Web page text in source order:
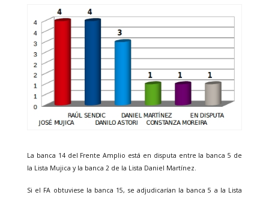
La banca 14 del Frente Amplio está en disputa entre la banca 5 de
la Lista Mujica y la banca 2 de la Lista Daniel Martínez.
Si el FA obtuviese la banca 15, se adjudicarían la banca 5 a la Lista